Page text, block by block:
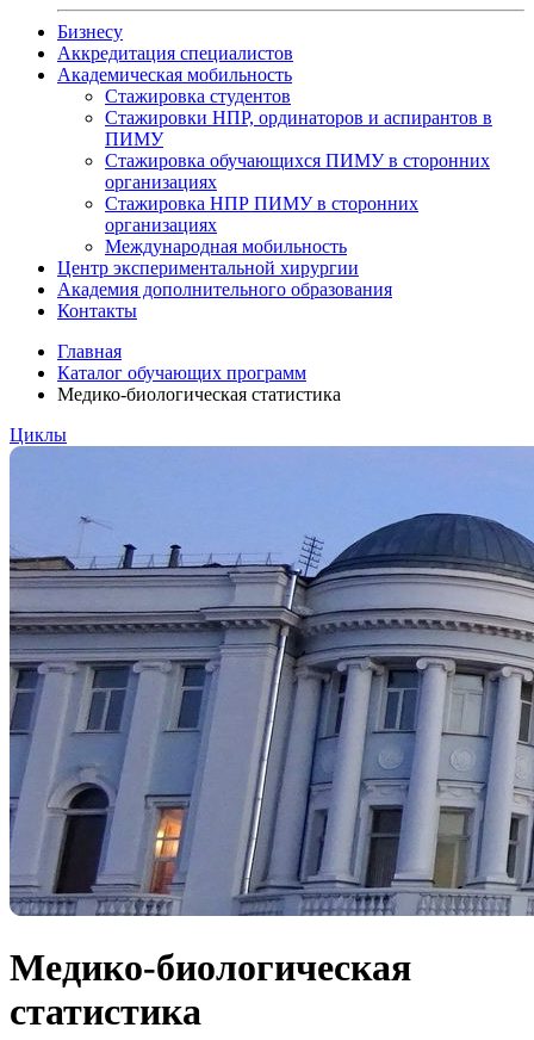
Бизнесу
Аккредитация специалистов
Академическая мобильность
Стажировка студентов
Стажировки НПР, ординаторов и аспирантов в
ПИМУ
Стажировка обучающихся ПИМУ в сторонних
организациях
Стажировка НПР ПИМУ в сторонних
организациях
Международная мобильность
Центр экспериментальной хирургии
Академия дополнительного образования
Контакты
Главная
Каталог обучающих программ
Медико-биологическая статистика
Циклы
Медико-биологическая
статистика